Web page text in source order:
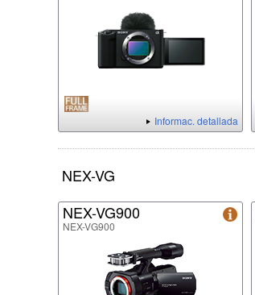
Informac. detallada
NEX-VG
NEX-VG900
NEX-VG900